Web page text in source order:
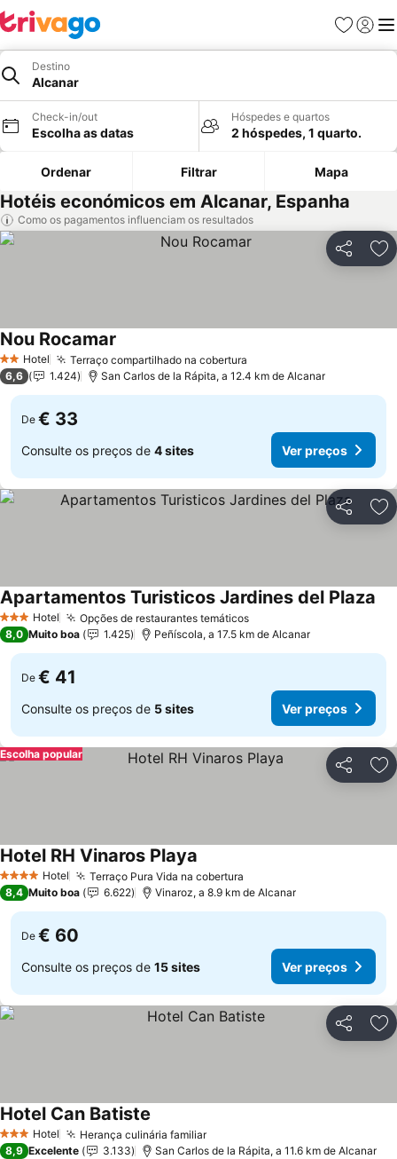
Favoritos
Iniciar
Destino
Alcanar
Check-in/out
Escolha as datas
Hóspedes e quartos
2 hóspedes, 1 quarto.
Ordenar Filtrar Mapa
Hotéis económicos em Alcanar, Espanha
Como os pagamentos influenciam os resultados
Partilhar
2 Estrelas
Hotel Terraço compartilhado na cobertura
Nou Rocamar
6,6 1.424 San Carlos de la Rápita, a 12.4 km de Alcanar
De € 33
Consulte os preços de 4 sites Ver preços
Partilhar
3 EstrelasHotel Opções de restaurantes temáticos
Apartamentos Turisticos Jardines del Plaza
8,0 Muito boa 1.425 Peñíscola, a 17.5 km de Alcanar
De € 41
Consulte os preços de 5 sites Ver preços
Partilhar
Escolha popular
4 EstrelasHotel Terraço Pura Vida na cobertura
Hotel RH Vinaros Playa
8,4 Muito boa 6.622 Vinaroz, a 8.9 km de Alcanar
De € 60
Consulte os preços de 15 sites Ver preços
Partilhar
3 EstrelasHotel Herança culinária familiar
Hotel Can Batiste
8,9 Excelente 3.133 San Carlos de la Rápita, a 11.6 km de Alcanar